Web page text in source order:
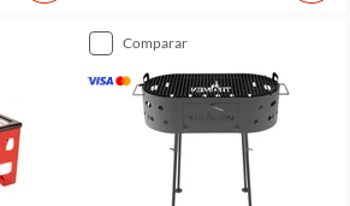
comparar